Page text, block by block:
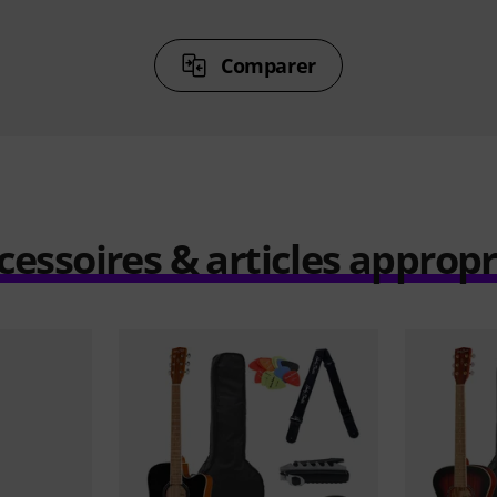
Comparer
& articles